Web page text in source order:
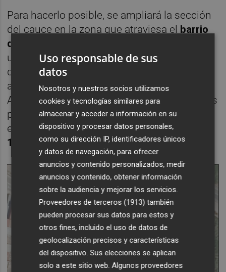
Para hacerlo posible, se ampliará la sección
del cauce en la zona que atraviesa el barrio
de Vilella
urbano. Este ensanchamiento requerirá la
demolición de edificaciones existentes y la
adecuación del terreno. Es por eso que el
Ayuntamiento de Alzira necesita adquirir seis
parcelas de propiedad privada situadas en
esta calle, que tienen una superficie total de
1.316 metros cuadrados.
Uso responsable de sus
datos
Nosotros y nuestros socios utilizamos
cookies y tecnologías similares para
almacenar y acceder a información en su
dispositivo y procesar datos personales,
como su dirección IP, identificadores únicos
y datos de navegación, para ofrecer
anuncios y contenido personalizados, medir
anuncios y contenido, obtener información
sobre la audiencia y mejorar los servicios.
Proveedores de terceros (1913) también
pueden procesar sus datos para estos y
otros fines, incluido el uso de datos de
geolocalización precisos y características
del dispositivo. Sus elecciones se aplican
solo a este sitio web. Algunos proveedores